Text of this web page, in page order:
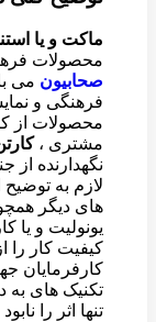
ماکت و یا
محصولات
صحابیون می
فرهنگی و
محصولات از
مشتری ،
نگهدارنده از
لازم به
های دیگر
یونولیت و یا
کیفیت کار را
کارفرمایان
تکنیک های به
تنها اثر را